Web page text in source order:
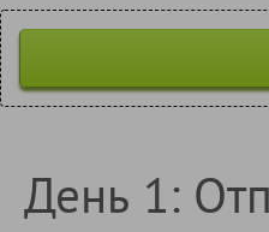
День 1: